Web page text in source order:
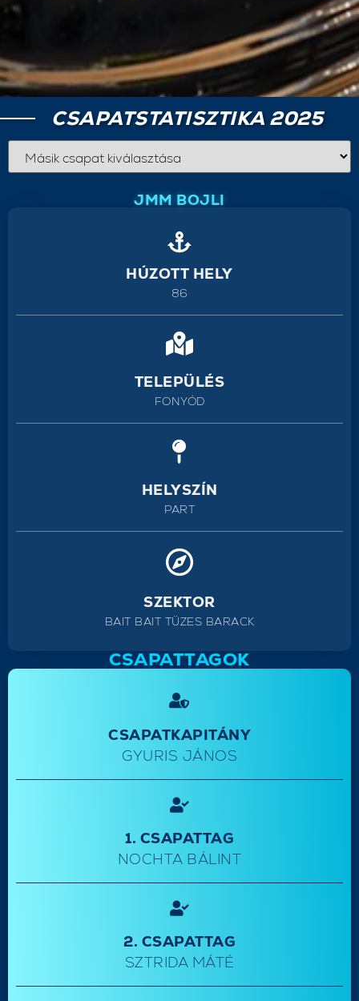
CSAPATSTATISZTIKA 2025
JMM BOJLI
HÚZOTT HELY
86
TELEPÜLÉS
FONYÓD
HELYSZÍN
PART
SZEKTOR
BAIT BAIT TÜZES BARACK
CSAPATTAGOK
CSAPATKAPITÁNY
GYURIS JÁNOS
1. CSAPATTAG
NOCHTA BÁLINT
2. CSAPATTAG
SZTRIDA MÁTÉ